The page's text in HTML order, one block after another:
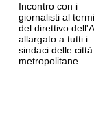
Incontro con i
giornalisti al
del direttivo
allargato a tutti i
sindaci delle città
metropolitane